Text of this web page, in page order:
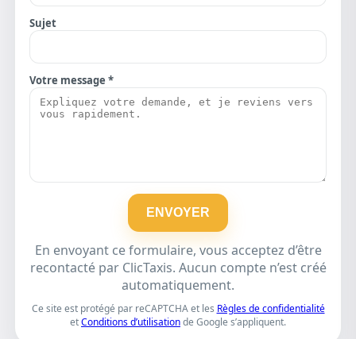
Sujet
Votre message *
ENVOYER
En envoyant ce formulaire, vous acceptez d’être
recontacté par ClicTaxis. Aucun compte n’est créé
automatiquement.
Ce site est protégé par reCAPTCHA et les Règles de confidentialité
etConditions d’utilisationde Google s’appliquent.